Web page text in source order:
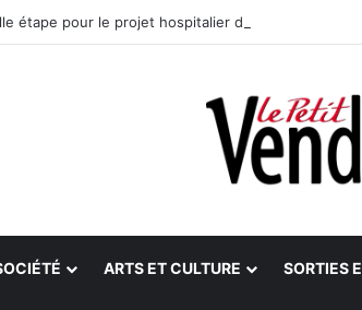
étape pour le projet hospitalier du site unique
ARTS ET CULTURE SORTIES